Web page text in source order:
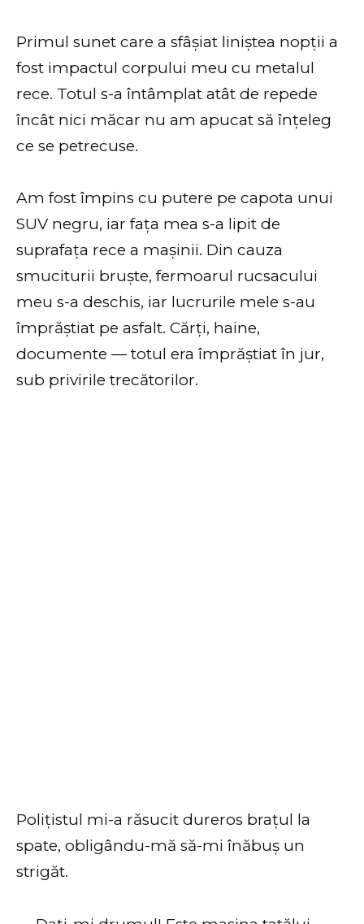
Primul sunet care a sfâșiat liniștea nopții a
fost impactul corpului meu cu metalul
rece. Totul s-a întâmplat atât de repede
încât nici măcar nu am apucat să înțeleg
ce se petrecuse.
Am fost împins cu putere pe capota unui
SUV negru, iar fața mea s-a lipit de
suprafața rece a mașinii. Din cauza
smuciturii bruște, fermoarul rucsacului
meu s-a deschis, iar lucrurile mele s-au
împrăștiat pe asfalt. Cărți, haine,
documente — totul era împrăștiat în jur,
sub privirile trecătorilor.
Polițistul mi-a răsucit dureros brațul la
spate, obligându-mă să-mi înăbuș un
strigăt.